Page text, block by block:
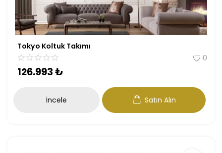
Tokyo Koltuk Takımı
0
126.993₺
İncele Satın Alın